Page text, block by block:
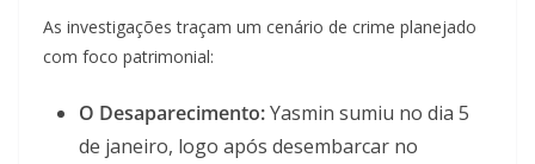
As investigações traçam um cenário de crime planejado
com foco patrimonial:
O Desaparecimento:Yasmin sumiu no dia 5
de janeiro, logo após desembarcar no